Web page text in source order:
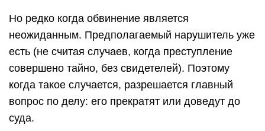
Но редко когда обвинение является
неожиданным. Предполагаемый нарушитель уже
есть (не считая случаев, когда преступление
совершено тайно, без свидетелей). Поэтому
когда такое случается, разрешается главный
вопрос по делу: его прекратят или доведут до
суда.